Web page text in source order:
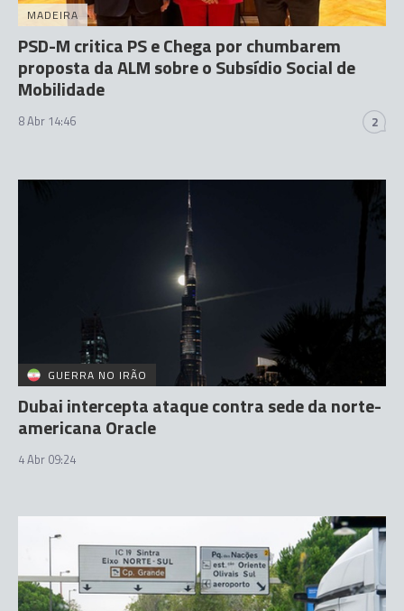
MADEIRA
PSD-M critica PS e Chega por chumbarem
proposta da ALM sobre o Subsídio Social de
Mobilidade
8 Abr 14:46 2
GUERRA NO IRÃO
Dubai intercepta ataque contra sede da norte-
americana Oracle
4 Abr 09:24